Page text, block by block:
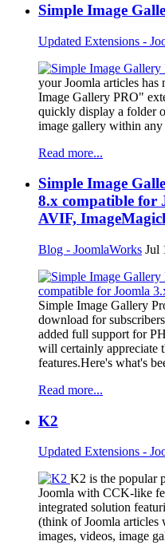
Simple Image
Updated Extensions -
your Joomla articles has
Image Gallery PRO"
quickly display a folder
image gallery within
Read more...
Simple Image
8.x compatible for
AVIF,
Blog - JoomlaWorks Jul
Simple Image Gallery
download for
added full support for
will certainly appreciate
features.Here's what's
Read more...
K2
Updated Extensions -
K2 is the popular
Joomla with CCK-like
integrated solution
(think of Joomla
images, videos, image